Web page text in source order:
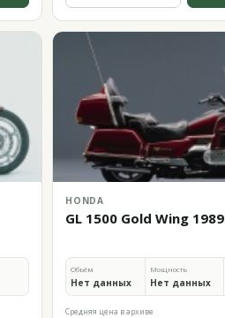
HONDA
GL 1500 Gold Wing 1989
Объём
Нет данных
Мощность
Нет данных
Средняя цена в архиве